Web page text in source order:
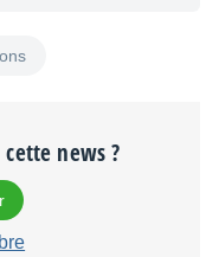
news ?